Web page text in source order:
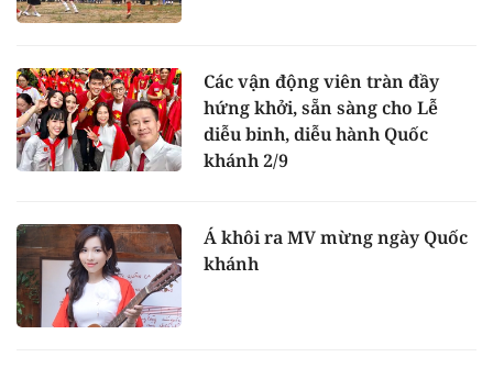
Các vận động viên tràn đầy
hứng khởi, sẵn sàng cho Lễ
diễu binh, diễu hành Quốc
khánh 2/9
Á khôi ra MV mừng ngày Quốc
khánh